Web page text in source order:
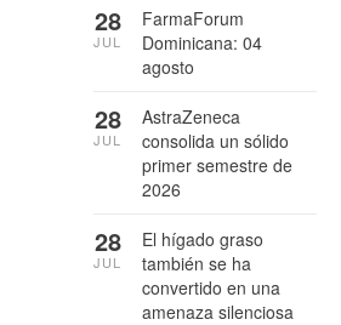
FarmaForum
Dominicana: 04
agosto
28
JUL
AstraZeneca
consolida un sólido
primer semestre de
2026
28
JUL
El hígado graso
también se ha
convertido en una
amenaza silenciosa
28
JUL